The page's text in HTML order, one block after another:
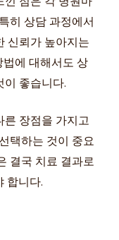
히 상담 과정에서
신뢰가 높아지는
법에 대해서도 상
좋습니다.
른 장점을 가지고
택하는 것이 중요
결국 치료 결과로
합니다.